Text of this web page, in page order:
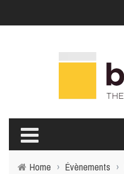
Home › Évènements ›